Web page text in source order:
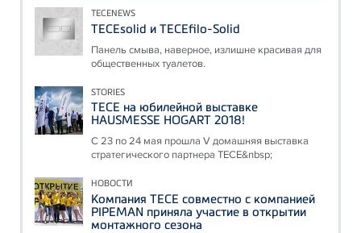
TECENEWS
TECEsolid и TECEfilo-Solid
Панель смыва, наверное, излишне красивая для
общественных туалетов.
STORIES
ТЕСЕ на юбилейной выставке
HAUSMESSE HOGART 2018!
С 23 по 24 мая прошла V домашняя выставка
стратегического партнера ТЕСЕ&nbsp;
НОВОСТИ
Компания ТЕСЕ совместно с компанией
PIPEMAN приняла участие в открытии
монтажного сезона